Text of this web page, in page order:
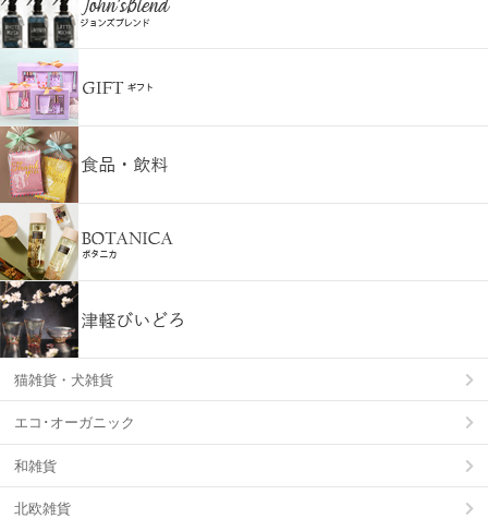
猫雑貨・犬雑貨
エコ･オーガニック
和雑貨
北欧雑貨